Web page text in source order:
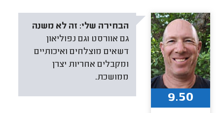
הבחירה שלי: זה לא משנה
גם אוורסט וגם נפוליאון
דשאים מוצלחים ואיכותיים
ומקבלים אחריות יצרן
ממושכת.
9.50